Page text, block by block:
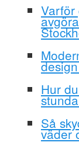
Varför
Hur
Så
väder